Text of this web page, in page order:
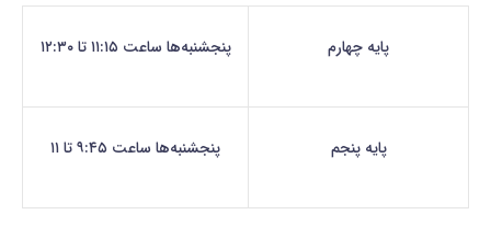
پایه چهارم پنجشنبه‌ها ساعت ۱۱:۱۵ تا ۱۲:۳۰
پایه پنجم پنجشنبه‌ها ساعت ۹:۴۵ تا ۱۱